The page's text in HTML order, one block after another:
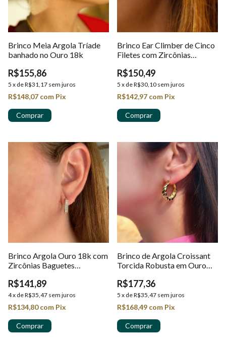
Brinco Meia Argola Tríade
banhado no Ouro 18k
R$155,86
5 x deR$31,17 sem juros
R$148,07 com Pix
Brinco Ear Climber de Cinco
Filetes com Zircônias
R$150,49
5 x deR$30,10 sem juros
R$142,97 com Pix
Brinco Argola Ouro 18k com
Zircônias Baguetes
R$141,89
4x deR$35,47 sem juros
R$134,80com Pix
Brinco de Argola Croissant
Torcida Robusta em Ouro
R$177,36
5 x deR$35,47 sem juros
R$168,49 com Pix